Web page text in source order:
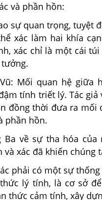
và phần hồn:
sự quan trọng, tuyệt
xác làm hai khía
xác chỉ là một cái
Mối quan hệ giữa
tính triết lý. Tác
đồng thời đưa ra mối
phần hồn.
về sự tha hóa của
xác đã khiến chúng
phải có một sự
lý tính, là cơ sở
thức cảm tính, xây